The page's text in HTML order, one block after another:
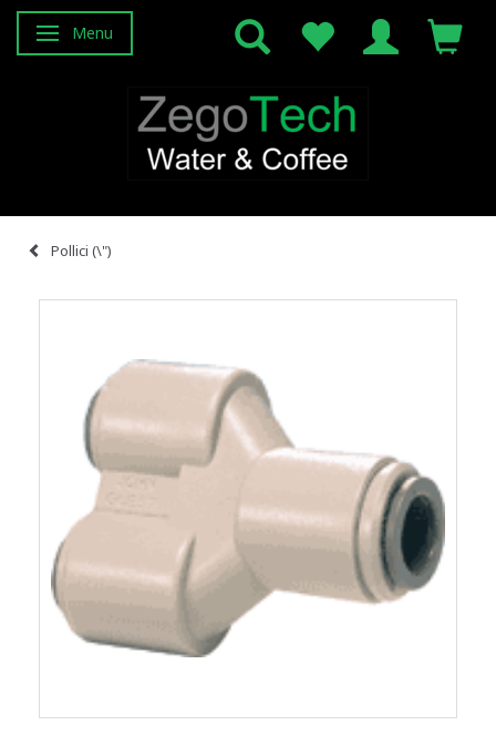
Attiva/disattiva navigazione
Menu
Pollici (\")